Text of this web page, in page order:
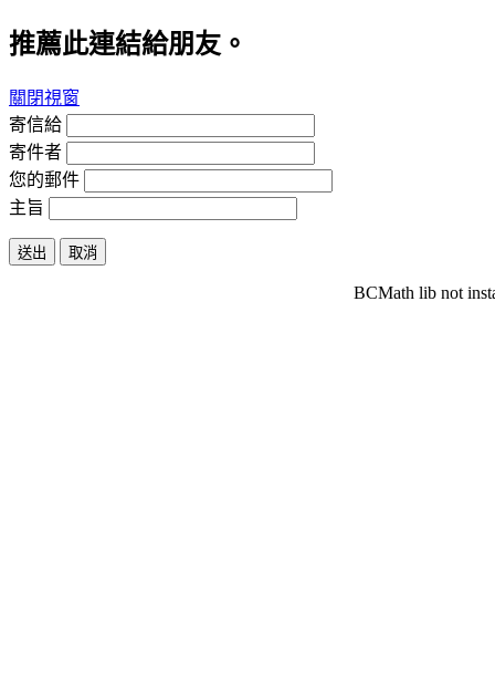
推薦此連結給朋友。
關閉視窗
寄信給
寄件者
您的郵件
主旨
送出 取消
BCMath lib not